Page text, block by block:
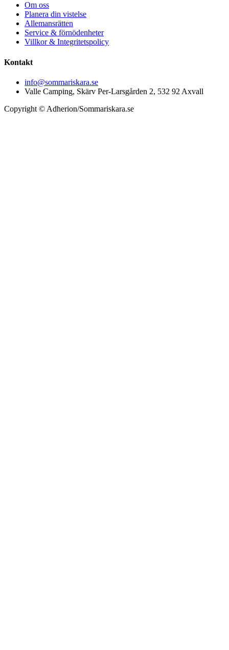
Om oss
Planera din vistelse
Allemansrätten
Service & förnödenheter
Villkor & Integritetspolicy
Kontakt
info@sommariskara.se
Valle Camping, Skärv Per-Larsgården 2, 532 92 Axvall
Copyright © Adherion/Sommariskara.se